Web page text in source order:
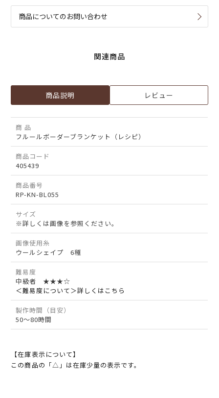
商品についてのお問い合わせ
関連商品
商品説明 レビュー
商 品
フルールボーダーブランケット（レシピ）
商品コード
405439
商品番号
RP-KN-BL055
サイズ
※詳しくは画像を参照ください。
画像使用糸
ウールシェイプ 6種
難易度
中級者 ★★★☆
＜難易度について＞詳しくはこちら
製作時間（目安）
50～80時間
【在庫表示について】
この商品の「△」は在庫少量の表示です。